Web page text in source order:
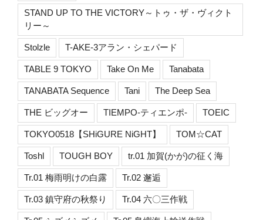
STAND UP TO THE VICTORY～トゥ・ザ・ヴィクト
リー～
Stolzle T-AKE-3アラン・シェパード
TABLE 9 TOKYO Take On Me Tanabata
TANABATA Sequence Tani The Deep Sea
THE ビッグオー TIEMPO-ティエンポ- TOEIC
TOKYO0518【SHiGURE NiGHT】 TOM☆CAT
Toshl TOUGH BOY tr.01 加賀(かが)の征く海
Tr.01 梅雨明けの白露 Tr.02 邂逅
Tr.03 鎮守府の秋祭り Tr.04 六〇三作戦